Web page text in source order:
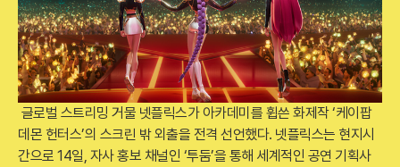
글로벌 스트리밍 거물 넷플릭스가 아카데미를 휩쓴 화제작 ‘케이팝
데몬 헌터스’의 스크린 밖 외출을 전격 선언했다. 넷플릭스는 현지시
간으로 14일, 자사 홍보 채널인 ‘투둠’을 통해 세계적인 공연 기획사